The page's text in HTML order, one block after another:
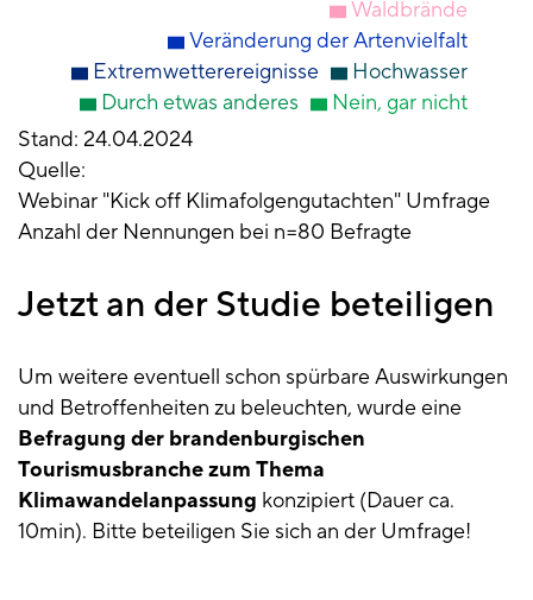
Waldbrände
Veränderung der Artenvielfalt
Extremwetterereignisse
Hochwasser
Durch etwas anderes
Nein, gar nicht
Stand 24.04.2024
Quelle
Webinar "Kick off Klimafolgengutachten" Umfrage
Anzahl der Nennungen bei n=80 Befragte
Jetzt an der Studie beteiligen
Um weitere eventuell schon spürbare Auswirkungen
und Betroffenheiten zu beleuchten, wurde eine
Befragung der brandenburgischen
Tourismusbranche zum Thema
Klimawandelanpassung konzipiert (Dauer ca.
10min). Bitte beteiligen Sie sich an der Umfrage!